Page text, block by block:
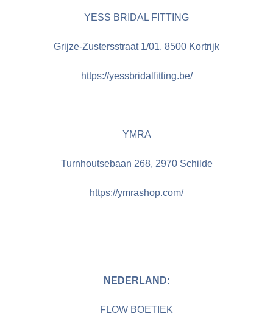
YESS BRIDAL FITTING
Grijze-Zustersstraat 1/01, 8500 Kortrijk
https://yessbridalfitting.be/
YMRA
Turnhoutsebaan 268, 2970 Schilde
https://ymrashop.com/
NEDERLAND:
FLOW BOETIEK